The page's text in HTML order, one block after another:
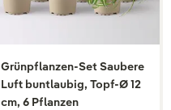
Grünpflanzen-Set Saubere
Luft buntlaubig, Topf-Ø 12
cm, 6 Pflanzen